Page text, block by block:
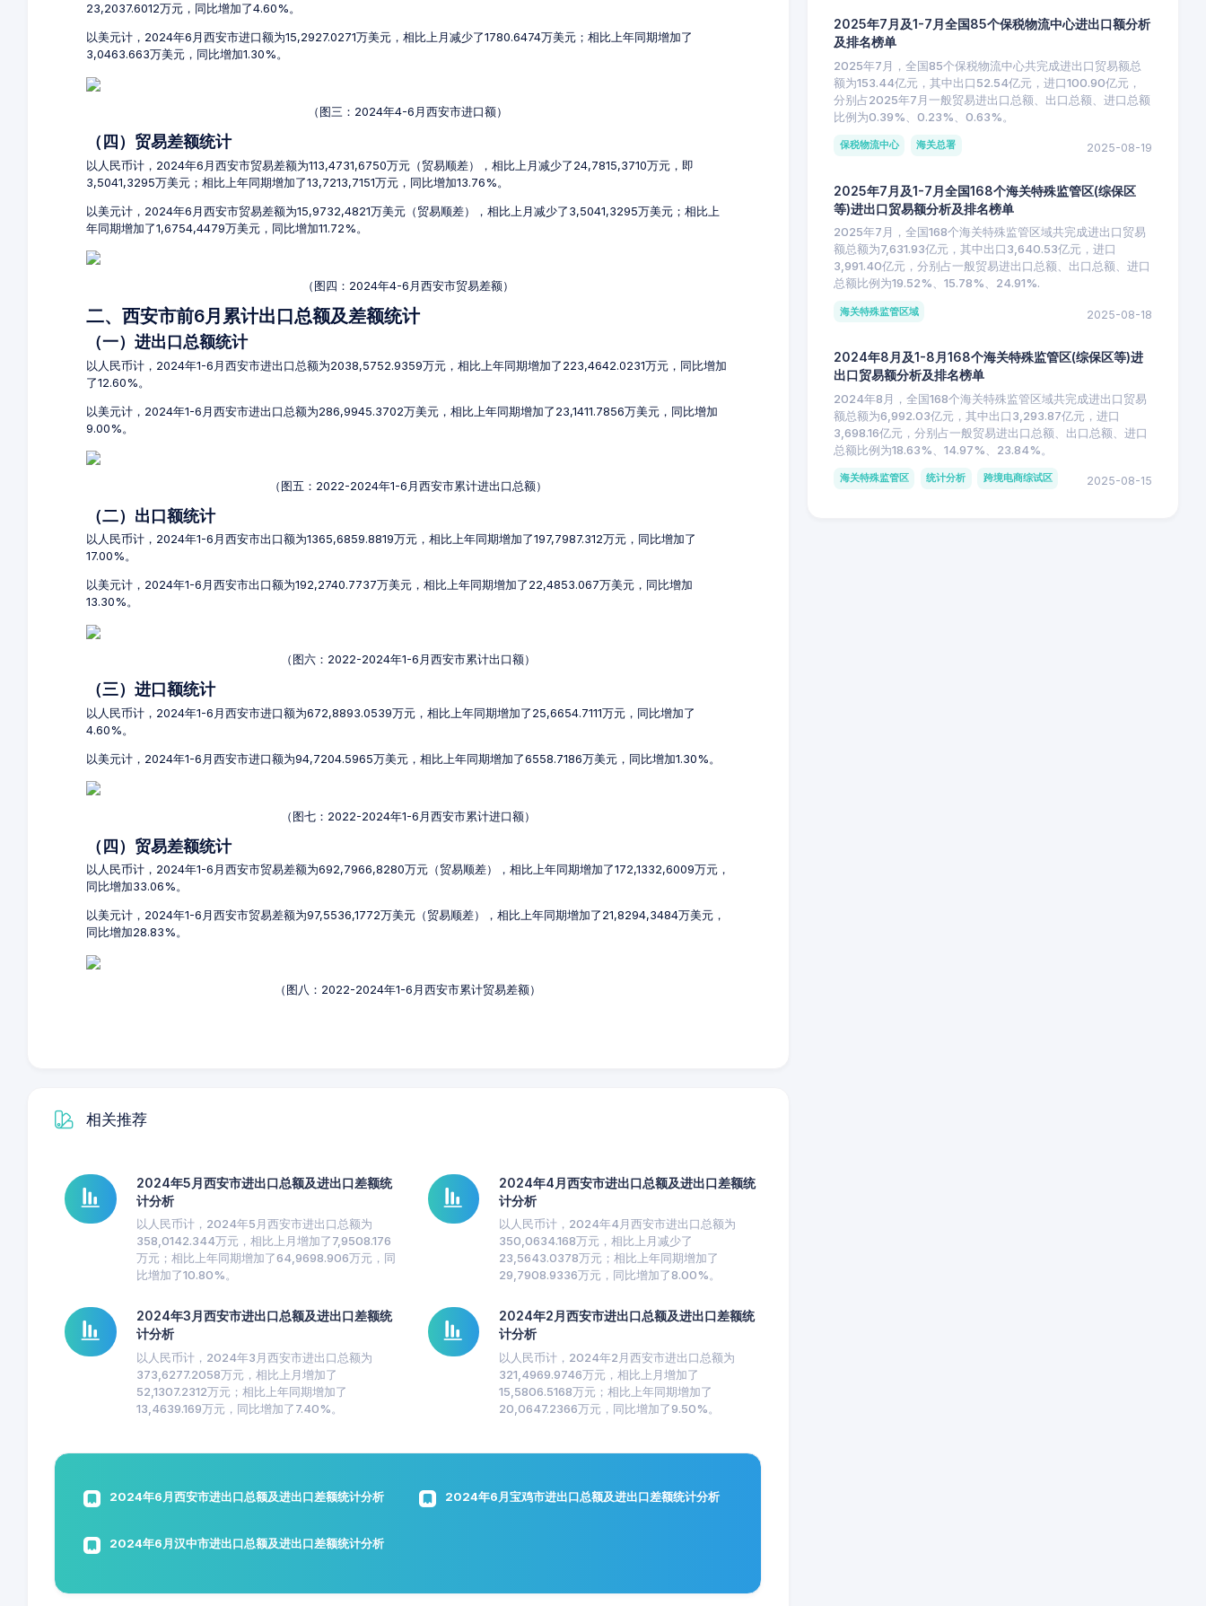
23,2037.6012万元，同比增加了4.60%。
以美元计，2024年6月西安市进口额为15,2927.0271万美元，相比上月减少了1780.6474万美元；相比上年同期增加了
3,0463.663万美元，同比增加1.30%。
（图三：2024年4-6月西安市进口额）
（四）贸易差额统计
以人民币计，2024年6月西安市贸易差额为113,4731,6750万元（贸易顺差），相比上月减少了24,7815,3710万元，即
3,5041,3295万美元；相比上年同期增加了13,7213,7151万元，同比增加13.76%。
以美元计，2024年6月西安市贸易差额为15,9732,4821万美元（贸易顺差），相比上月减少了3,5041,3295万美元；相比上
年同期增加了1,6754,4479万美元，同比增加11.72%。
（图四：2024年4-6月西安市贸易差额）
二、西安市前6月累计出口总额及差额统计
（一）进出口总额统计
以人民币计，2024年1-6月西安市进出口总额为2038,5752.9359万元，相比上年同期增加了223,4642.0231万元，同比增加
了12.60%。
以美元计，2024年1-6月西安市进出口总额为286,9945.3702万美元，相比上年同期增加了23,1411.7856万美元，同比增加
9.00%。
（图五：2022-2024年1-6月西安市累计进出口总额）
（二）出口额统计
以人民币计，2024年1-6月西安市出口额为1365,6859.8819万元，相比上年同期增加了197,7987.312万元，同比增加了
17.00%。
以美元计，2024年1-6月西安市出口额为192,2740.7737万美元，相比上年同期增加了22,4853.067万美元，同比增加
13.30%。
（图六：2022-2024年1-6月西安市累计出口额）
（三）进口额统计
以人民币计，2024年1-6月西安市进口额为672,8893.0539万元，相比上年同期增加了25,6654.7111万元，同比增加了
4.60%。
以美元计，2024年1-6月西安市进口额为94,7204.5965万美元，相比上年同期增加了6558.7186万美元，同比增加1.30%。
（图七：2022-2024年1-6月西安市累计进口额）
（四）贸易差额统计
以人民币计，2024年1-6月西安市贸易差额为692,7966,8280万元（贸易顺差），相比上年同期增加了172,1332,6009万元，
同比增加33.06%。
以美元计，2024年1-6月西安市贸易差额为97,5536,1772万美元（贸易顺差），相比上年同期增加了21,8294,3484万美元，
同比增加28.83%。
（图八：2022-2024年1-6月西安市累计贸易差额）
相关推荐
2024年5月西安市进出口总额及进出口差额统
计分析
以人民币计，2024年5月西安市进出口总额为
358,0142.344万元，相比上月增加了7,9508.176
万元；相比上年同期增加了64,9698.906万元，同
比增加了10.80%。
2024年4月西安市进出口总额及进出口差额统
计分析
以人民币计，2024年4月西安市进出口总额为
350,0634.168万元，相比上月减少了
23,5643.0378万元；相比上年同期增加了
29,7908.9336万元，同比增加了8.00%。
2024年3月西安市进出口总额及进出口差额统
计分析
以人民币计，2024年3月西安市进出口总额为
373,6277.2058万元，相比上月增加了
52,1307.2312万元；相比上年同期增加了
13,4639.169万元，同比增加了7.40%。
2024年2月西安市进出口总额及进出口差额统
计分析
以人民币计，2024年2月西安市进出口总额为
321,4969.9746万元，相比上月增加了
15,5806.5168万元；相比上年同期增加了
20,0647.2366万元，同比增加了9.50%。
2024年6月西安市进出口总额及进出口差额统计分析 2024年6月宝鸡市进出口总额及进出口差额统计分析
2024年6月汉中市进出口总额及进出口差额统计分析
2025年7月及1-7月全国85个保税物流中心进出口额分析
及排名榜单
2025年7月，全国85个保税物流中心共完成进出口贸易额总
额为153.44亿元，其中出口52.54亿元，进口100.90亿元，
分别占2025年7月一般贸易进出口总额、出口总额、进口总额
比例为0.39%、0.23%、0.63%。
保税物流中心 海关总署 2025-08-19
2025年7月及1-7月全国168个海关特殊监管区(综保区
等)进出口贸易额分析及排名榜单
2025年7月，全国168个海关特殊监管区域共完成进出口贸易
额总额为7,631.93亿元，其中出口3,640.53亿元，进口
3,991.40亿元，分别占一般贸易进出口总额、出口总额、进口
总额比例为19.52%、15.78%、24.91%.
海关特殊监管区域 2025-08-18
2024年8月及1-8月168个海关特殊监管区(综保区等)进
出口贸易额分析及排名榜单
2024年8月，全国168个海关特殊监管区域共完成进出口贸易
额总额为6,992.03亿元，其中出口3,293.87亿元，进口
3,698.16亿元，分别占一般贸易进出口总额、出口总额、进口
总额比例为18.63%、14.97%、23.84%。
海关特殊监管区 统计分析 跨境电商综试区 2025-08-15